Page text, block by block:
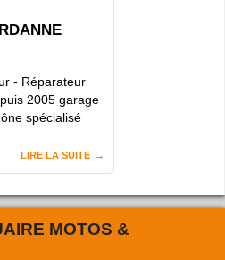
- Réparateur
2005 garage
spécialisé
LIRE LA SUITE
MOTOS &